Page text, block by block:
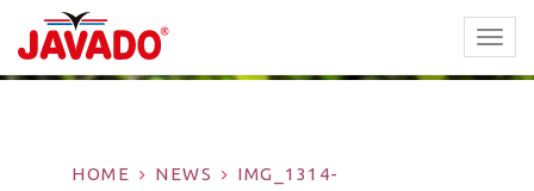
HOME NEWS IMG_1314-